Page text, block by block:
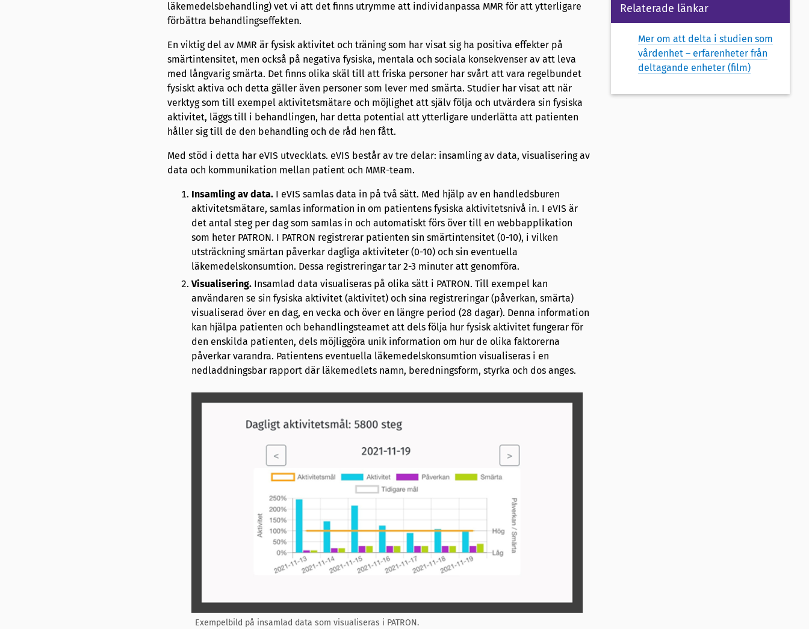
läkemedelsbehandling) vet vi att det finns utrymme att individanpassa MMR för att ytterligare
förbättra behandlingseffekten.
En viktig del av MMR är fysisk aktivitet och träning som har visat sig ha positiva effekter på
smärtintensitet, men också på negativa fysiska, mentala och sociala konsekvenser av att leva
med långvarig smärta. Det finns olika skäl till att friska personer har svårt att vara regelbundet
fysiskt aktiva och detta gäller även personer som lever med smärta. Studier har visat att när
verktyg som till exempel aktivitetsmätare och möjlighet att själv följa och utvärdera sin fysiska
aktivitet, läggs till i behandlingen, har detta potential att ytterligare underlätta att patienten
håller sig till de den behandling och de råd hen fått.
Med stöd i detta har eVIS utvecklats. eVIS består av tre delar: insamling av data, visualisering av
data och kommunikation mellan patient och MMR-team.
Insamling av data.I eVIS samlas data in på två sätt. Med hjälp av en handledsburen
aktivitetsmätare, samlas information in om patientens fysiska aktivitetsnivå in. I eVIS är
det antal steg per dag som samlas in och automatiskt förs över till en webbapplikation
som heter PATRON. I PATRON registrerar patienten sin smärtintensitet (0-10), i vilken
utsträckning smärtan påverkar dagliga aktiviteter (0-10) och sin eventuella
läkemedelskonsumtion. Dessa registreringar tar 2-3 minuter att genomföra.
Visualisering.Insamlad data visualiseras på olika sätt i PATRON. Till exempel kan
användaren se sin fysiska aktivitet (aktivitet) och sina registreringar (påverkan, smärta)
visualiserad över en dag, en vecka och över en längre period (28 dagar). Denna information
kan hjälpa patienten och behandlingsteamet att dels följa hur fysisk aktivitet fungerar för
den enskilda patienten, dels möjliggöra unik information om hur de olika faktorerna
påverkar varandra. Patientens eventuella läkemedelskonsumtion visualiseras i en
nedladdningsbar rapport där läkemedlets namn, beredningsform, styrka och dos anges.
Exempelbild på insamlad data som visualiseras i PATRON.
Relaterade länkar
Mer om att delta i studien som
vårdenhet – erfarenheter från
deltagande enheter (film)